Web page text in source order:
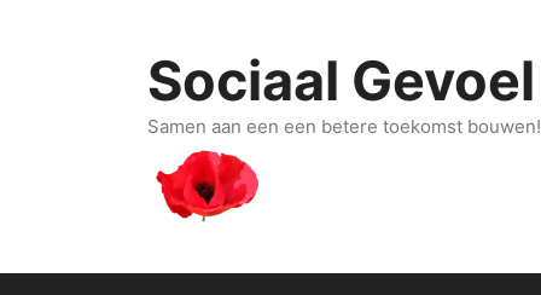
Sociaal Gevoel
Samen aan een een betere toekomst bouwen!